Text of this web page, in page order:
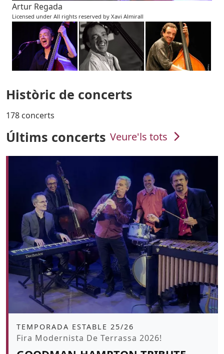
Artur Regada
Licensed under All rights reserved by Xavi Almirall
Històric de concerts
178 concerts
Últims concerts Veure'ls tots
Àmbit
TEMPORADA ESTABLE 25/26
Promoció
Fira Modernista De Terrassa 2026!